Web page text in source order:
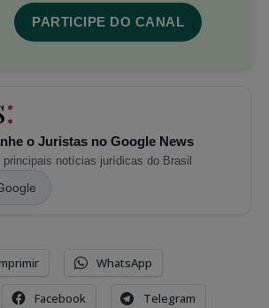
PARTICIPE DO CANAL
o Juristas no Google News
principais notícias jurídicas do Brasil
WhatsApp
Facebook Telegram